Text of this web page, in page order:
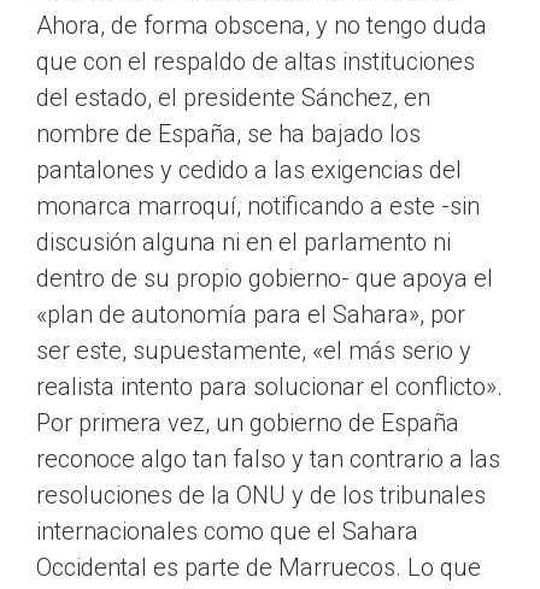
Ahora, de forma obscena, y no tengo duda
que con el respaldo de altas instituciones
del estado, el presidente Sánchez, en
nombre de España, se ha bajado los
pantalones y cedido a las exigencias del
monarca marroquí, notificando a este -sin
discusión alguna ni en el parlamento ni
dentro de su propio gobierno- que apoya el
«plan de autonomía para el Sahara», por
ser este, supuestamente, «el más serio y
realista intento para solucionar el conflicto».
Por primera vez, un gobierno de España
reconoce algo tan falso y tan contrario a las
resoluciones de la ONU y de los tribunales
internacionales como que el Sahara
Occidental es parte de Marruecos. Lo que